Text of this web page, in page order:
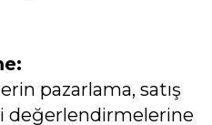
pazarlama, satış
değerlendirmelerine